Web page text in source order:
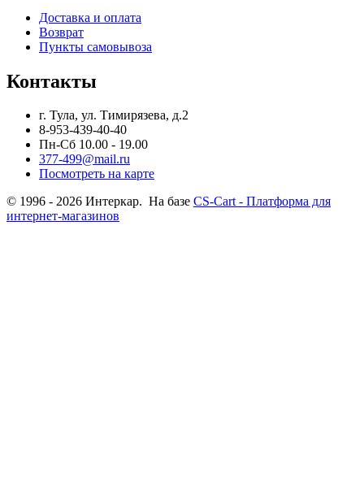
Доставка и оплата
Возврат
Пункты самовывоза
Контакты
г. Тула, ул. Тимирязева, д.2
8-953-439-40-40
Пн-Сб 10.00 - 19.00
377-499@mail.ru
Посмотреть на карте
© 1996 - 2026 Интеркар. На базе CS-Cart - Платформа для
интернет-магазинов